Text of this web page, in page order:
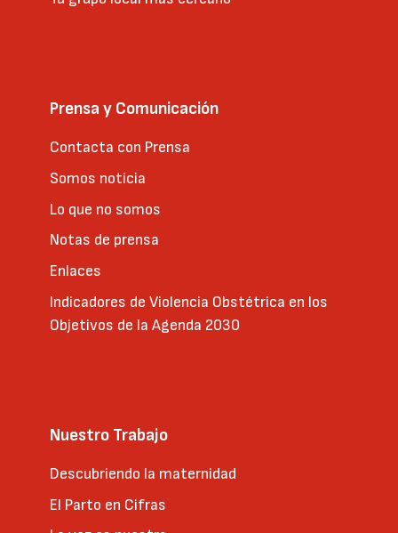
Prensa y Comunicación
Contacta con Prensa
Somos noticia
Lo que no somos
Notas de prensa
Enlaces
Indicadores de Violencia Obstétrica en los
Objetivos de la Agenda 2030
Nuestro Trabajo
Descubriendo la maternidad
El Parto en Cifras